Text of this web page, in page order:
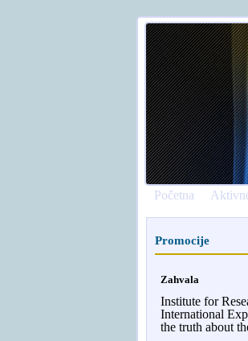
Početna
Promocije
Zahvala
Institute for
International
the truth about